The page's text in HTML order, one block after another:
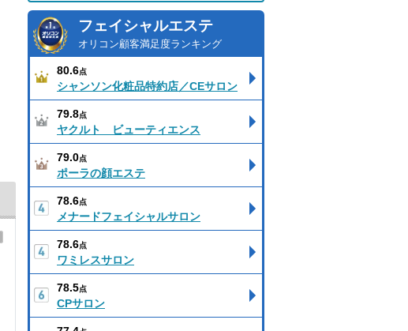
フェイシャルエステ
オリコン顧客満足度ランキング
80.6点
シャンソン化粧品特約店／CEサロン
79.8点
ヤクルト ビューティエンス
79.0点
ポーラの顔エステ
78.6点
メナードフェイシャルサロン
78.6点
ワミレスサロン
78.5点
CPサロン